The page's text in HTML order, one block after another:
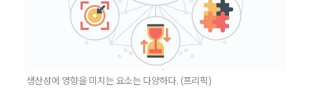
생산성에 영향을 미치는 요소는 다양하다. (프리픽)